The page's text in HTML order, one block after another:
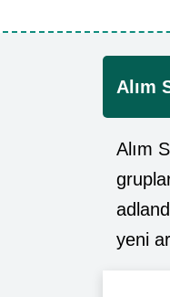
Alım
Alım
yeni